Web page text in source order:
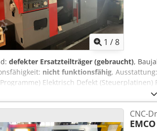
1 /8
defekter Ersatzteilträger (gebraucht),
nicht funktionsfähig, Ausstattung:
Elektrisch Defekt
inkludiert Ohne Werkzeuge
CNC-
EMCO